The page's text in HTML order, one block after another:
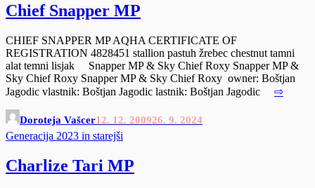
Chief Snapper MP
CHIEF SNAPPER MP AQHA CERTIFICATE OF
REGISTRATION 4828451 stallion pastuh žrebec chestnut tamni
alat temni lisjak Snapper MP & Sky Chief Roxy Snapper MP &
Sky Chief Roxy Snapper MP & Sky Chief Roxy owner: Boštjan
Jagodic vlastnik: Boštjan Jagodic lastnik: Boštjan Jagodic ⇨
Doroteja Vašcer12. 12. 200926. 9. 2024
Generacija 2023 in starejši
Charlize Tari MP